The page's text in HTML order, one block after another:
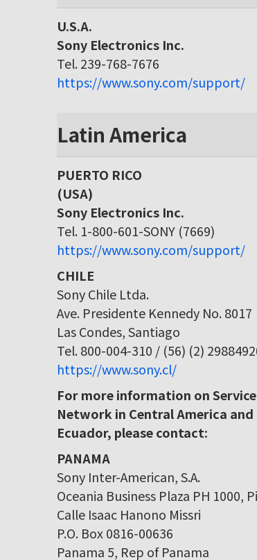
U.S.A.
Sony Electronics Inc.
Tel. 239-768-7676
https://www.sony.com/support/
Latin America
PUERTO RICO
(USA)
Sony Electronics Inc.
Tel. 1-800-601-SONY (7669)
https://www.sony.com/support/
CHILE
Sony Chile Ltda.
Ave. Presidente Kennedy No. 8017
Las Condes, Santiago
Tel. 800-004-310 / (56) (2)
https://www.sony.cl/
For more information on Service
Network in Central America and
Ecuador, please contact:
PANAMA
Sony Inter-American, S.A.
Oceania Business Plaza PH 1000,
Calle Isaac Hanono Missri
P.O. Box 0816-00636
Panama 5, Rep of Panama